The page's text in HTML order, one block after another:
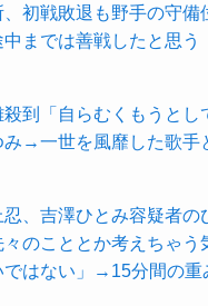
、初戦敗退も野手の守備
までは善戦したと思う
殺到「自らむくもうと
み→一世を風靡した歌手
忍、吉澤ひとみ容疑者の
々のこととか考えちゃ
ではない」→15分間の重